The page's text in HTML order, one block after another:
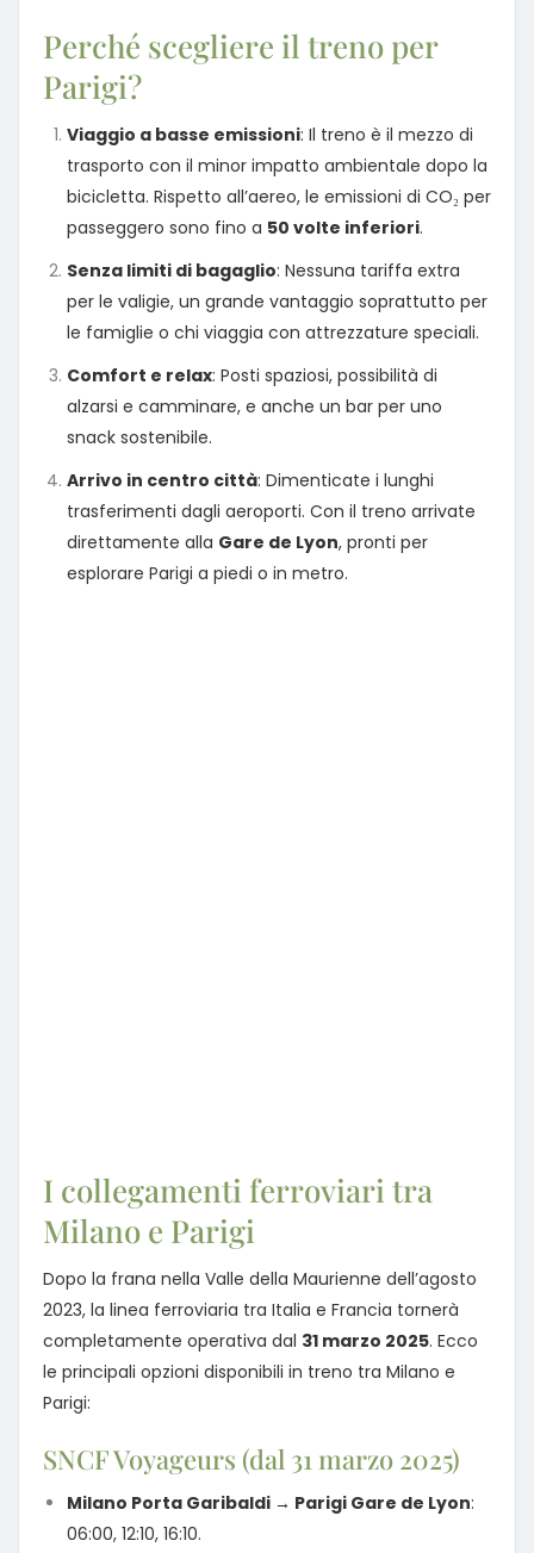
Perché scegliere il treno per
Parigi?
Viaggio a basse emissioni: Il treno è il mezzo di
trasporto con il minor impatto ambientale dopo la
bicicletta. Rispetto all’aereo, le emissioni di CO₂ per
passeggero sono fino a 50 volte inferiori.
Senza limiti di bagaglio: Nessuna tariffa extra
per le valigie, un grande vantaggio soprattutto per
le famiglie o chi viaggia con attrezzature speciali.
Comfort e relax: Posti spaziosi, possibilità di
alzarsi e camminare, e anche un bar per uno
snack sostenibile.
Arrivo in centro città: Dimenticate i lunghi
trasferimenti dagli aeroporti. Con il treno arrivate
direttamente alla Gare de Lyon, pronti per
esplorare Parigi a piedi o in metro.
I collegamenti ferroviari tra
Milano e Parigi
Dopo la frana nella Valle della Maurienne dell’agosto
2023, la linea ferroviaria tra Italia e Francia tornerà
completamente operativa dal 31 marzo 2025. Ecco
le principali opzioni disponibili in treno tra Milano e
Parigi:
SNCF Voyageurs (dal 31 marzo 2025)
Milano Porta Garibaldi → Parigi Gare de Lyon:
06:00, 12:10, 16:10.